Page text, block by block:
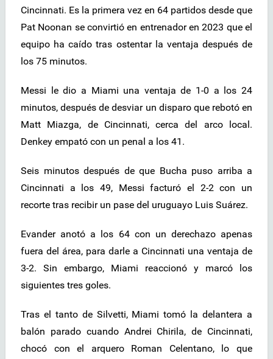
Cincinnati. Es la primera vez en 64 partidos desde que
Pat Noonan se convirtió en entrenador en 2023 que el
equipo ha caído tras ostentar la ventaja después de
los 75 minutos.
Messi le dio a Miami una ventaja de 1-0 a los 24
minutos, después de desviar un disparo que rebotó en
Matt Miazga, de Cincinnati, cerca del arco local.
Denkey empató con un penal a los 41.
Seis minutos después de que Bucha puso arriba a
Cincinnati a los 49, Messi facturó el 2-2 con un
recorte tras recibir un pase del uruguayo Luis Suárez.
Evander anotó a los 64 con un derechazo apenas
fuera del área, para darle a Cincinnati una ventaja de
3-2. Sin embargo, Miami reaccionó y marcó los
siguientes tres goles.
Tras el tanto de Silvetti, Miami tomó la delantera a
balón parado cuando Andrei Chirila, de Cincinnati,
chocó con el arquero Roman Celentano, lo que